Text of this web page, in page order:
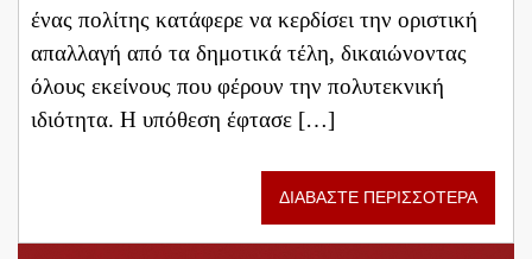
ένας πολίτης κατάφερε να κερδίσει την οριστική
απαλλαγή από τα δημοτικά τέλη, δικαιώνοντας
όλους εκείνους που φέρουν την πολυτεκνική
ιδιότητα. Η υπόθεση έφτασε […]
ΔΙΑΒΑΣΤΕ ΠΕΡΙΣΣΟΤΕΡΑ